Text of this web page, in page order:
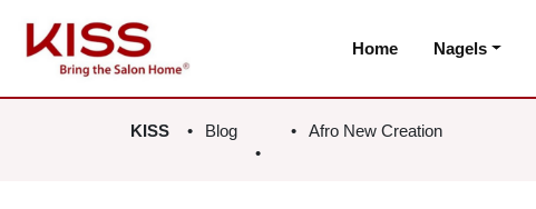
Home Nagels
KISS Blog Afro New Creation